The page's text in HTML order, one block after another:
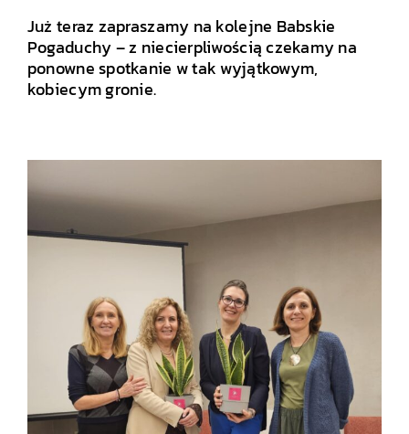
Już teraz zapraszamy na kolejne Babskie
Pogaduchy – z niecierpliwością czekamy na
ponowne spotkanie w tak wyjątkowym,
kobiecym gronie.